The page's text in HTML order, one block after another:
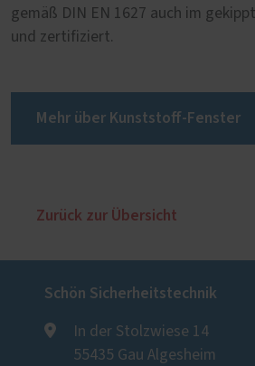
gemäß DIN EN 1627 auch im
und zertifiziert.
Mehr über Kunststoff-Fenster
Zurück zur Übersicht
Schön Sicherheitstechnik
In der Stolzwiese 14
55435 Gau Algesheim